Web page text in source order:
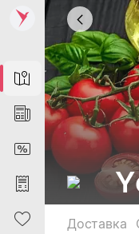
Map
News
DiscountCard
Purchases
Heart Доставка